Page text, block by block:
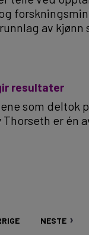
av
resultater
som deltok
Thorseth er én
NESTE
NESTE